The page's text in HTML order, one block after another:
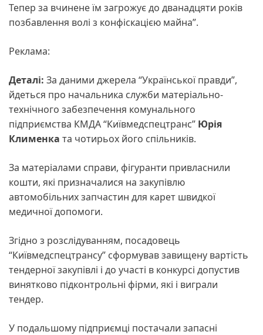
Тепер за вчинене їм загрожує до дванадцяти років
позбавлення волі з конфіскацією майна”.
Реклама:
Деталі: За даними джерела “Української правди”,
йдеться про начальника служби матеріально-
технічного забезпечення комунального
підприємства КМДА “Київмедспецтранс” Юрія
Клименка та чотирьох його спільників.
За матеріалами справи, фігуранти привласнили
кошти, які призначалися на закупівлю
автомобільних запчастин для карет швидкої
медичної допомоги.
Згідно з розслідуванням, посадовець
“Київмедспецтрансу” сформував завищену вартість
тендерної закупівлі і до участі в конкурсі допустив
винятково підконтрольні фірми, які і виграли
тендер.
У подальшому підприємці постачали запасні